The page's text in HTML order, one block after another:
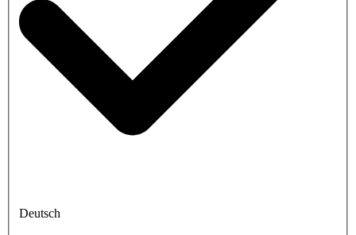
Deutsch